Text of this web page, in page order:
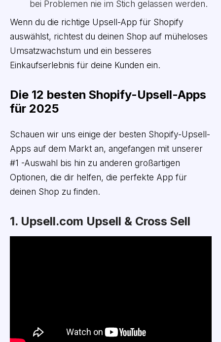
bei Problemen nie im Stich gelassen werden.
Wenn du die richtige Upsell-App für Shopify
auswählst, richtest du deinen Shop auf müheloses
Umsatzwachstum und ein besseres
Einkaufserlebnis für deine Kunden ein.
Die 12 besten Shopify-Upsell-Apps
für 2025
Schauen wir uns einige der besten Shopify-Upsell-
Apps auf dem Markt an, angefangen mit unserer
#1 -Auswahl bis hin zu anderen großartigen
Optionen, die dir helfen, die perfekte App für
deinen Shop zu finden.
1. Upsell.com Upsell & Cross Sell